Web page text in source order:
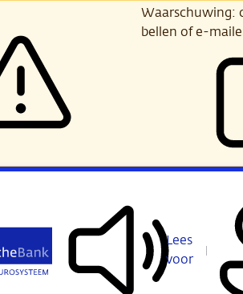
Waarschuwing:
bellen of e-
Lees
voor